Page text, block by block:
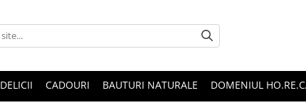
DELICII CADOURI BAUTURI NATURALE DOMENIUL